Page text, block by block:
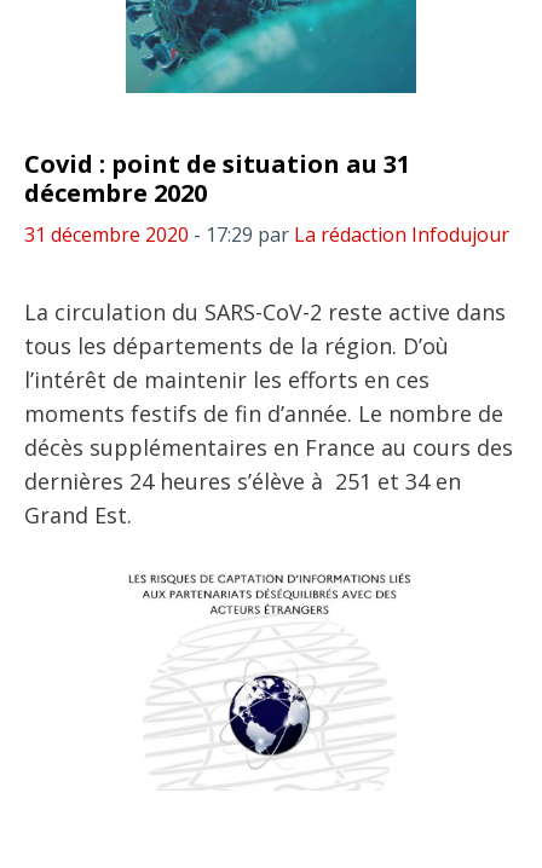
Covid : point de situation au 31
décembre 2020
31 décembre 2020 - 17:29 par La rédaction Infodujour
La circulation du SARS-CoV-2 reste active dans
tous les départements de la région. D’où
l’intérêt de maintenir les efforts en ces
moments festifs de fin d’année. Le nombre de
décès supplémentaires en France au cours des
dernières 24 heures s’élève à 251 et 34 en
Grand Est.